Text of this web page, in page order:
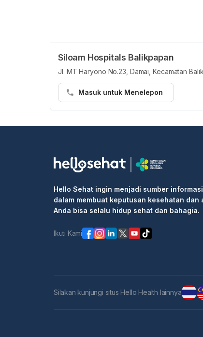
Siloam Hospitals Balikpapan
Jl. MT Haryono No.23, Damai, Kecamatan
Masuk untuk Menelepon
Hello Sehat ingin menjadi sumber
dalam membuat keputusan kesehatan dan
Anda bisa selalu hidup sehat dan bahagia.
Ikuti Kami
Silakan kunjungi situs Hello Health lainnya